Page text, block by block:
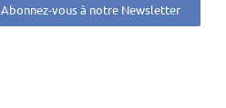
Abonnez-vous à notre Newsletter